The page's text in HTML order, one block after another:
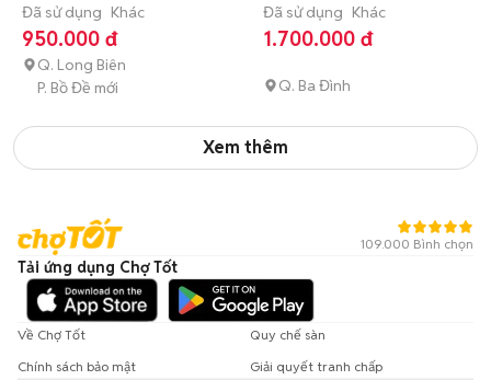
Đã sử dụng Khác
950.000 đ
Q. Long Biên
P. Bồ Đề mới
Đã sử dụng Khác
1.700.000 đ
Q. Ba Đình
Xem thêm
109.000 Bình chọn
Tải ứng dụng Chợ Tốt
Về Chợ Tốt
Quy chế sàn
Chính sách bảo mật
Giải quyết tranh chấp